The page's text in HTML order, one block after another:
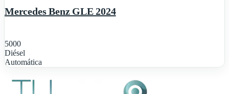
Mercedes Benz GLE 2024
5000
Diésel
Automática